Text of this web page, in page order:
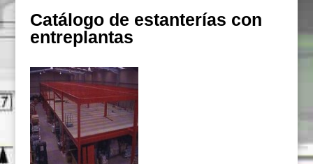
Catálogo de estanterías con
entreplantas